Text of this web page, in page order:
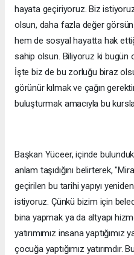
hayata geçiriyoruz. Biz
olsun, daha fazla değer
hem de sosyal hayatta hak
sahip olsun. Biliyoruz ki bugün
İşte biz de bu zorluğu biraz
görünür kılmak ve çağın
buluşturmak amacıyla bu
Başkan Yüceer, içinde
anlam taşıdığını belirterek,
geçirilen bu tarihi yapıyı
istiyoruz. Çünkü bizim için
bina yapmak ya da altyapı
yatırımımız insana yaptığımız
çocuğa yaptığımız yatırımdır.